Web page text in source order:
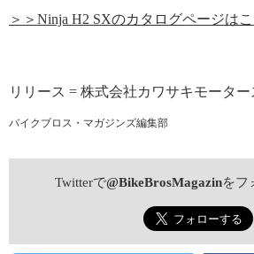
＞＞Ninja H2 SXのカタログページは
リリース = 株式会社カワサキモータ
バイクブロス・マガジンズ編集部
Twitterで@BikeBrosMagazinをフ